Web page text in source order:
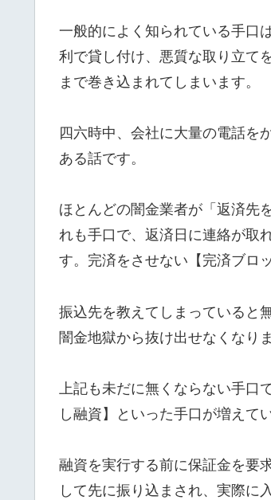
一般的によく知られている手口
利で貸し付け、悪質な取り立て
まで巻き込まれてしまいます。
四六時中、会社に大量の電話を
ある話です。
ほとんどの闇金業者が「返済先
れも手口で、返済日に連絡が取
す。完済をさせない【完済ブロ
振込先を教えてしまっていると
闇金地獄から抜け出せなくなりま
上記も未だに無くならない手口
し融資】といった手口が増えて
融資を実行する前に保証金を要
して先に振り込まされ、実際に